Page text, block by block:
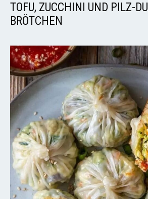
TOFU, ZUCCHINI UND PILZ-
BRÖTCHEN